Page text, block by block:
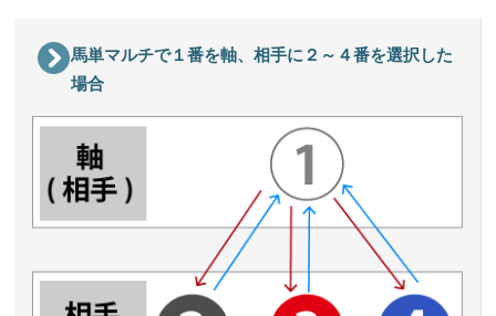
馬単マルチで１番を軸、相手に２～４番を選択した
場合